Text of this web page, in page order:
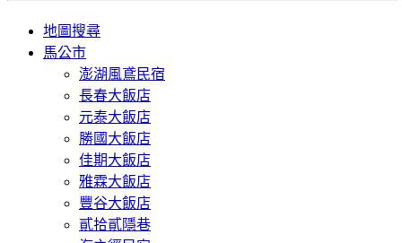
地圖搜尋
馬公市
澎湖風鳶民宿
長春大飯店
元泰大飯店
勝國大飯店
佳期大飯店
雅霖大飯店
豐谷大飯店
貳拾貳隱巷